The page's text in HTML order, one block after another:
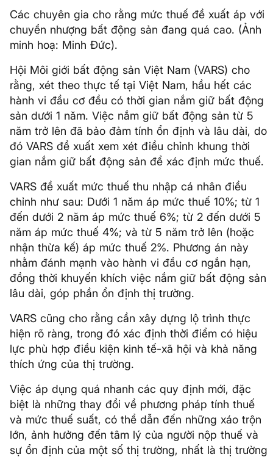
Các chuyên gia cho rằng mức thuế đề xuất áp với
chuyển nhượng bất động sản đang quá cao. (Ảnh
minh hoạ: Minh Đức).
Hội Môi giới bất động sản Việt Nam (VARS) cho
rằng, xét theo thực tế tại Việt Nam, hầu hết các
hành vi đầu cơ đều có thời gian nắm giữ bất động
sản dưới 1 năm. Việc nắm giữ bất động sản từ 5
năm trở lên đã bảo đảm tính ổn định và lâu dài, do
đó VARS đề xuất xem xét điều chỉnh khung thời
gian nắm giữ bất động sản để xác định mức thuế.
VARS đề xuất mức thuế thu nhập cá nhân điều
chỉnh như sau: Dưới 1 năm áp mức thuế 10%; từ 1
đến dưới 2 năm áp mức thuế 6%; từ 2 đến dưới 5
năm áp mức thuế 4%; và từ 5 năm trở lên (hoặc
nhận thừa kế) áp mức thuế 2%. Phương án này
nhằm đánh mạnh vào hành vi đầu cơ ngắn hạn,
đồng thời khuyến khích việc nắm giữ bất động sản
lâu dài, góp phần ổn định thị trường.
VARS cũng cho rằng cần xây dựng lộ trình thực
hiện rõ ràng, trong đó xác định thời điểm có hiệu
lực phù hợp điều kiện kinh tế-xã hội và khả năng
thích ứng của thị trường.
Việc áp dụng quá nhanh các quy định mới, đặc
biệt là những thay đổi về phương pháp tính thuế
và mức thuế suất, có thể dẫn đến những xáo trộn
lớn, ảnh hưởng đến tâm lý của người nộp thuế và
sự ổn định của một số thị trường, nhất là thị trường